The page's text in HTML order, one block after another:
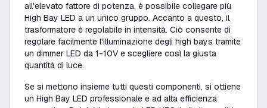
all'elevato fattore di potenza, è possibile collegare più
High Bay LED a un unico gruppo. Accanto a questo, il
trasformatore è regolabile in intensità. Ciò consente di
regolare facilmente l'illuminazione degli high bays tramite
un dimmer LED da 1-10V e scegliere così la giusta
quantità di luce.
Se si mettono insieme tutti questi componenti, si ottiene
un High Bay LED professionale e ad alta efficienza